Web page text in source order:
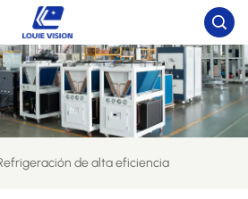
de alta eficiencia